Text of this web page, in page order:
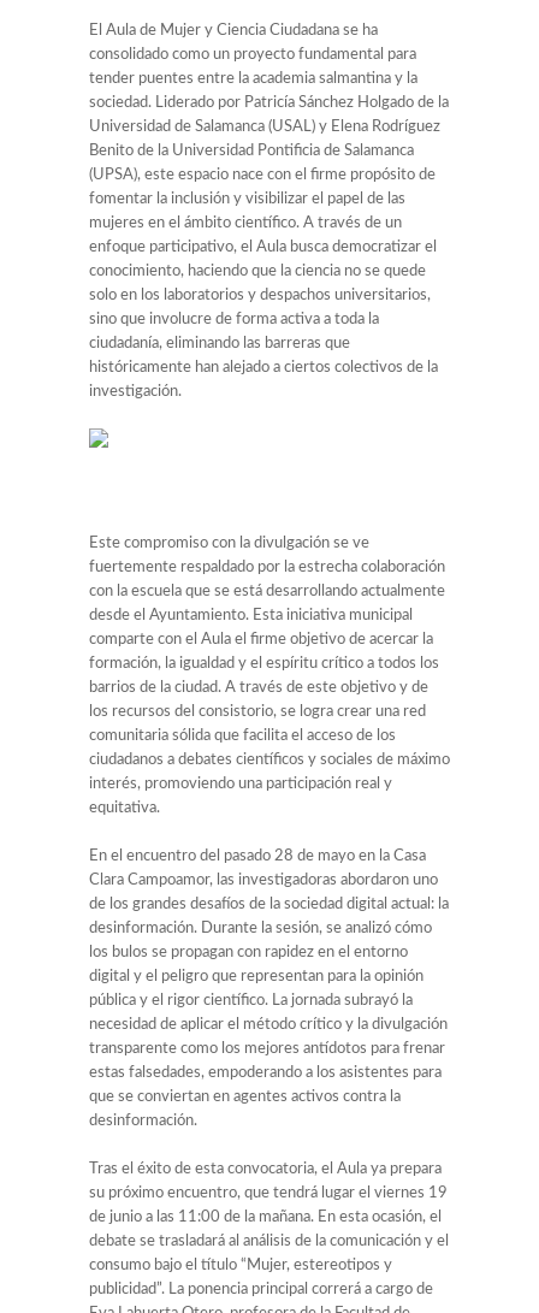
El Aula de Mujer y Ciencia Ciudadana se ha
consolidado como un proyecto fundamental para
tender puentes entre la academia salmantina y la
sociedad. Liderado por Patricía Sánchez Holgado de la
Universidad de Salamanca (USAL) y Elena Rodríguez
Benito de la Universidad Pontificia de Salamanca
(UPSA), este espacio nace con el firme propósito de
fomentar la inclusión y visibilizar el papel de las
mujeres en el ámbito científico. A través de un
enfoque participativo, el Aula busca democratizar el
conocimiento, haciendo que la ciencia no se quede
solo en los laboratorios y despachos universitarios,
sino que involucre de forma activa a toda la
ciudadanía, eliminando las barreras que
históricamente han alejado a ciertos colectivos de la
investigación.
Este compromiso con la divulgación se ve
fuertemente respaldado por la estrecha colaboración
con la escuela que se está desarrollando actualmente
desde el Ayuntamiento. Esta iniciativa municipal
comparte con el Aula el firme objetivo de acercar la
formación, la igualdad y el espíritu crítico a todos los
barrios de la ciudad. A través de este objetivo y de
los recursos del consistorio, se logra crear una red
comunitaria sólida que facilita el acceso de los
ciudadanos a debates científicos y sociales de máximo
interés, promoviendo una participación real y
equitativa.
En el encuentro del pasado 28 de mayo en la Casa
Clara Campoamor, las investigadoras abordaron uno
de los grandes desafíos de la sociedad digital actual: la
desinformación. Durante la sesión, se analizó cómo
los bulos se propagan con rapidez en el entorno
digital y el peligro que representan para la opinión
pública y el rigor científico. La jornada subrayó la
necesidad de aplicar el método crítico y la divulgación
transparente como los mejores antídotos para frenar
estas falsedades, empoderando a los asistentes para
que se conviertan en agentes activos contra la
desinformación.
Tras el éxito de esta convocatoria, el Aula ya prepara
su próximo encuentro, que tendrá lugar el viernes 19
de junio a las 11:00 de la mañana. En esta ocasión, el
debate se trasladará al análisis de la comunicación y el
consumo bajo el título “Mujer, estereotipos y
publicidad”. La ponencia principal correrá a cargo de